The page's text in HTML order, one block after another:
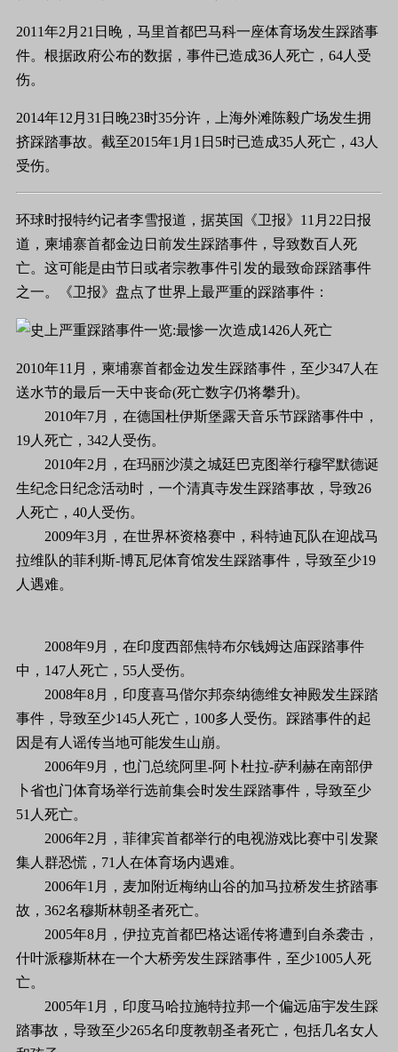
2011年2月21日晚，马里首都巴马科一座体育场发生踩踏事
件。根据政府公布的数据，事件已造成36人死亡，64人受
伤。
2014年12月31日晚23时35分许，上海外滩陈毅广场发生拥
挤踩踏事故。截至2015年1月1日5时已造成35人死亡，43人
受伤。
环球时报特约记者李雪报道，据英国《卫报》11月22日报
道，柬埔寨首都金边日前发生踩踏事件，导致数百人死
亡。这可能是由节日或者宗教事件引发的最致命踩踏事件
之一。《卫报》盘点了世界上最严重的踩踏事件：
2010年11月，柬埔寨首都金边发生踩踏事件，至少347人在
送水节的最后一天中丧命(死亡数字仍将攀升)。
2010年7月，在德国杜伊斯堡露天音乐节踩踏事件中，
19人死亡，342人受伤。
2010年2月，在玛丽沙漠之城廷巴克图举行穆罕默德诞
生纪念日纪念活动时，一个清真寺发生踩踏事故，导致26
人死亡，40人受伤。
2009年3月，在世界杯资格赛中，科特迪瓦队在迎战马
拉维队的菲利斯-博瓦尼体育馆发生踩踏事件，导致至少19
人遇难。
2008年9月，在印度西部焦特布尔钱姆达庙踩踏事件
中，147人死亡，55人受伤。
2008年8月，印度喜马偕尔邦奈纳德维女神殿发生踩踏
事件，导致至少145人死亡，100多人受伤。踩踏事件的起
因是有人谣传当地可能发生山崩。
2006年9月，也门总统阿里-阿卜杜拉-萨利赫在南部伊
卜省也门体育场举行选前集会时发生踩踏事件，导致至少
51人死亡。
2006年2月，菲律宾首都举行的电视游戏比赛中引发聚
集人群恐慌，71人在体育场内遇难。
2006年1月，麦加附近梅纳山谷的加马拉桥发生挤踏事
故，362名穆斯林朝圣者死亡。
2005年8月，伊拉克首都巴格达谣传将遭到自杀袭击，
什叶派穆斯林在一个大桥旁发生踩踏事件，至少1005人死
亡。
2005年1月，印度马哈拉施特拉邦一个偏远庙宇发生踩
踏事故，导致至少265名印度教朝圣者死亡，包括几名女人